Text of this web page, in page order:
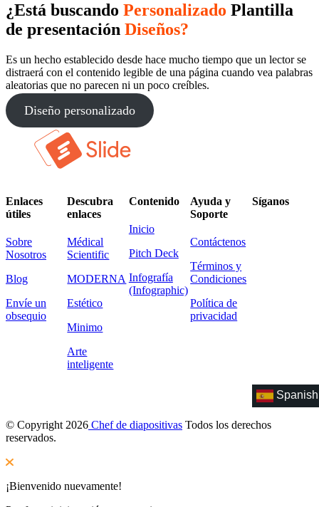
¿Está buscando Personalizado Plantilla
de presentación Diseños?
Es un hecho establecido desde hace mucho tiempo que un lector se
distraerá con el contenido legible de una página cuando vea palabras
aleatorias que no parecen ni un poco creíbles.
Diseño personalizado
Enlaces
útiles
Sobre
Nosotros
Blog
Envíe un
obsequio
Descubra
enlaces
Médical
Scientific
MODERNA
Estético
Minimo
Arte
inteligente
Contenido
Inicio
Pitch Deck
Infografía
(Infographic)
Ayuda y
Soporte
Contáctenos
Términos y
Condiciones
Política de
privacidad
Síganos
Spanish
© Copyright 2026 Chef de diapositivas Todos los derechos
reservados.
¡Bienvenido nuevamente!